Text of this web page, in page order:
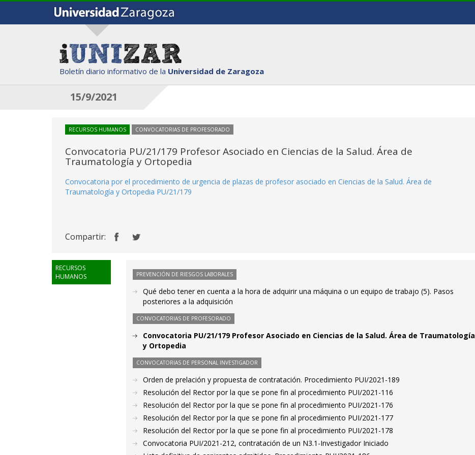
Boletín diario informativo de la Universidad de Zaragoza
15/9/2021
RECURSOS HUMANOS CONVOCATORIAS DE PROFESORADO
Convocatoria PU/21/179 Profesor Asociado en Ciencias de la Salud. Área de
Traumatología y Ortopedia
Convocatoria por el procedimiento de urgencia de plazas de profesor asociado en Ciencias de la Salud. Área de
Traumatología y Ortopedia PU/21/179
Compartir:
RECURSOS
HUMANOS
PREVENCIÓN DE RIESGOS LABORALES
Qué debo tener en cuenta a la hora de adquirir una máquina o un equipo de trabajo (5). Pasos
posteriores a la adquisición
CONVOCATORIAS DE PROFESORADO
Convocatoria PU/21/179 Profesor Asociado en Ciencias de la Salud. Área de Traumatología
y Ortopedia
CONVOCATORIAS DE PERSONAL INVESTIGADOR
Orden de prelación y propuesta de contratación. Procedimiento PUI/2021-189
Resolución del Rector por la que se pone fin al procedimiento PUI/2021-116
Resolución del Rector por la que se pone fin al procedimiento PUI/2021-176
Resolución del Rector por la que se pone fin al procedimiento PUI/2021-177
Resolución del Rector por la que se pone fin al procedimiento PUI/2021-178
Convocatoria PUI/2021-212, contratación de un N3.1-Investigador Iniciado